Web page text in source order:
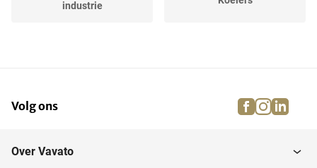
industrie
Roerders
Volg ons facebook
Over Vavato